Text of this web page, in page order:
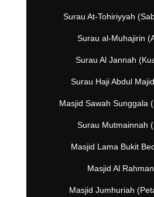
Surau At-Tohiriyyah
Surau al-Muhajirin
Surau Al Jannah
Surau Haji Abdul
Masjid Sawah Sunggala
Surau Mutmainnah
Masjid Lama Bukit
Masjid Al
Masjid Jumhuriah